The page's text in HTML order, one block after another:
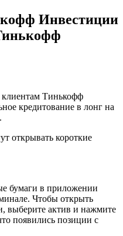
Инвестиции
Тинькофф
кредитование в лонг на
открывать короткие
бумаги в приложении
Чтобы открыть
выберите актив и нажмите
появились позиции с